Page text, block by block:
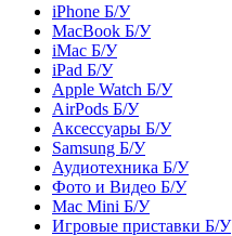
iPhone Б/У
MacBook Б/У
iMac Б/У
iPad Б/У
Apple Watch Б/У
AirPods Б/У
Аксессуары Б/У
Samsung Б/У
Аудиотехника Б/У
Фото и Видео Б/У
Mac Mini Б/У
Игровые приставки Б/У